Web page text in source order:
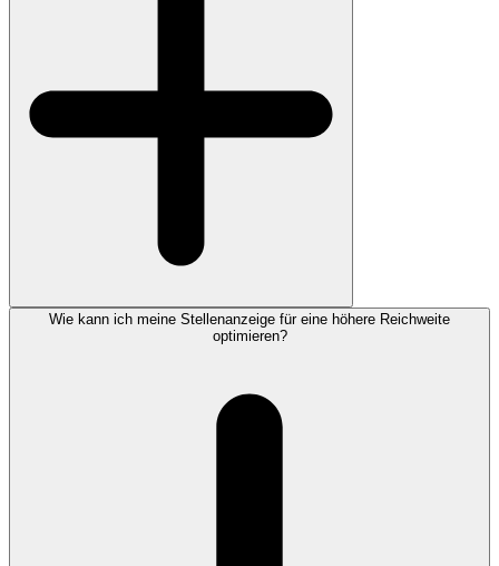
Wie kann ich meine Stellenanzeige für eine höhere Reichweite
optimieren?